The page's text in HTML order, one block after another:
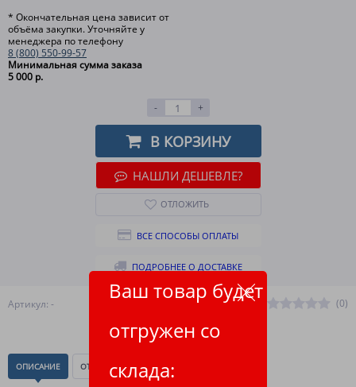
Ваш товар будет
отгружен со
склада:
Артикул: - (0)
* Окончательная цена зависит от
объёма закупки. Уточняйте у
менеджера по телефону
8 (800) 550-99-57
Минимальная сумма заказа
5 000 р.
- +
В КОРЗИНУ
НАШЛИ ДЕШЕВЛЕ?
ОТЛОЖИТЬ
ВСЕ СПОСОБЫ ОПЛАТЫ
ПОДРОБНЕЕ О ДОСТАВКЕ
ОПИСАНИЕ ОТЗЫВЫ(0)